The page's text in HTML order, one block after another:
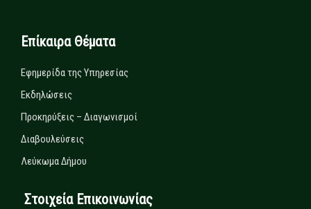
Επίκαιρα Θέματα
Εφημερίδα της Υπηρεσίας
Εκδηλώσεις
Προκηρύξεις – Διαγωνισμοί
Διαβουλεύσεις
Λεύκωμα Δήμου
Στοιχεία Επικοινωνίας